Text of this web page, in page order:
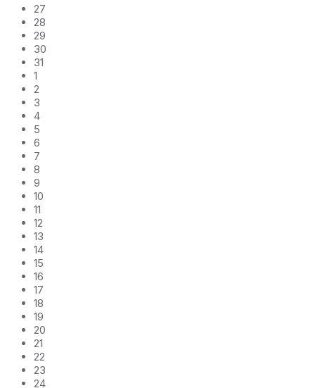
Skip
calendar
days
27
28
29
30
31
1
2
3
4
5
6
7
8
9
10
11
12
13
14
15
16
17
18
19
20
21
22
23
24